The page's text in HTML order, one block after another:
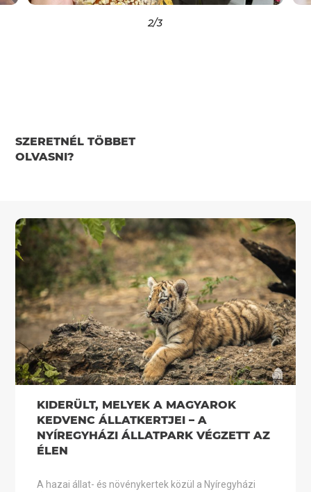
2/3
SZERETNÉL TÖBBET
OLVASNI?
KIDERÜLT, MELYEK A MAGYAROK
KEDVENC ÁLLATKERTJEI – A
NYÍREGYHÁZI ÁLLATPARK VÉGZETT AZ
ÉLEN
A hazai állat- és növénykertek közül a Nyíregyházi